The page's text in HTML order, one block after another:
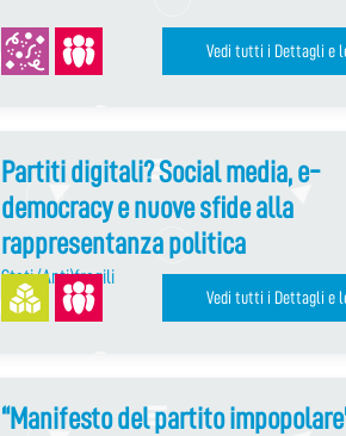
Vedi tutti i Dettagli e
Partiti digitali? Social media, e-
democracy e nuove sfide alla
rappresentanza politica
Stati (Anti)fragili
Vedi tutti i Dettagli e
“Manifesto del partito